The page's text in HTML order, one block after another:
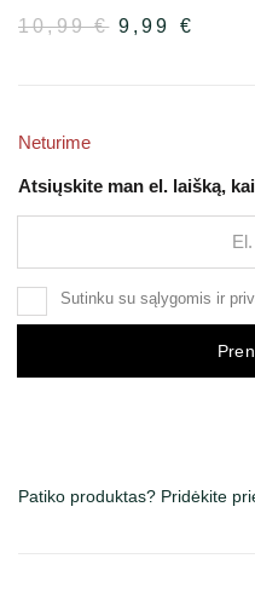
10,99€ Pradinė
9,99 €
Neturime
Atsiųskite man el. laišką,
Sutinku su sąlygomis ir
Patiko produktas? Pridėkite